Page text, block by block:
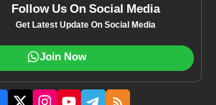
Follow Us On Social Media
Get Latest Update On Social Media
Join Now